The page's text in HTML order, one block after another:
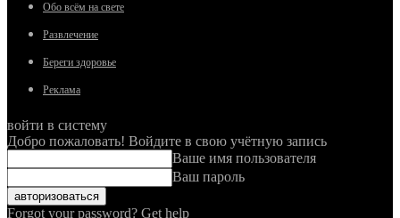
Обо всём на свете
Развлечение
Береги здоровье
Реклама
войти в систему
Добро пожаловать! Войдите в свою учётную запись
Ваше имя пользователя
Ваш пароль
Forgot your password? Get help